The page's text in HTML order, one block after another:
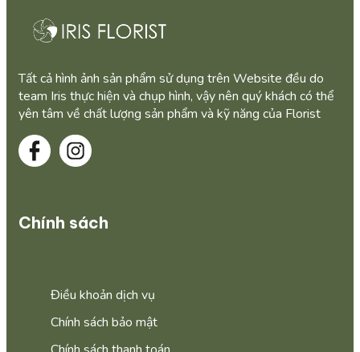
Tất cả hình ảnh sản phẩm sử dụng trên Website đều do
team Iris thực hiện và chụp hình, vậy nên quý khách có thể
yên tâm về chất lượng sản phẩm và kỹ năng của Florist
Chính sách
Điều khoản dịch vụ
Chính sách bảo mật